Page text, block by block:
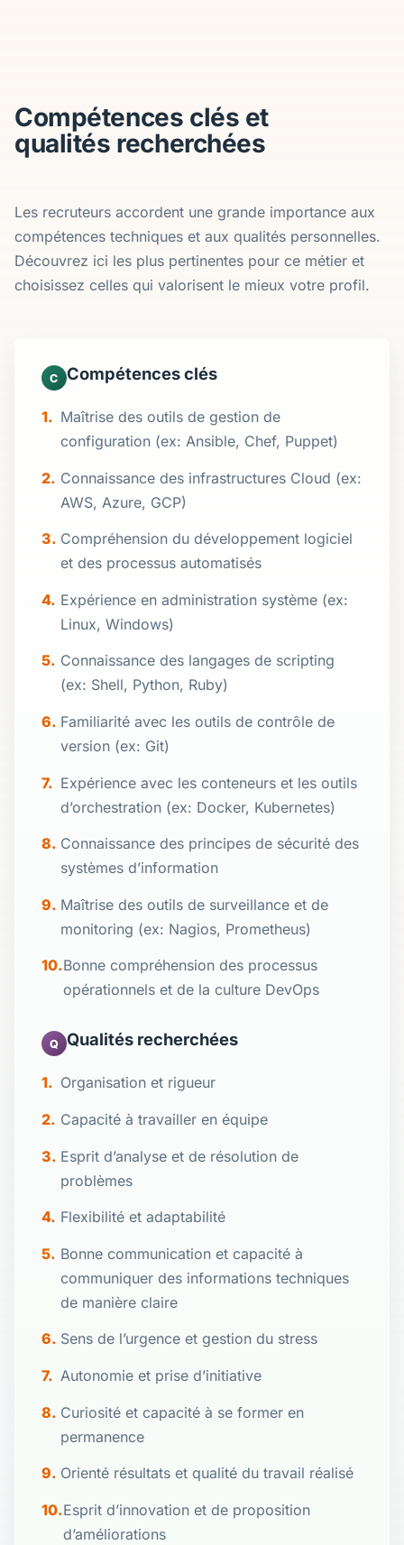
Compétences clés et
qualités recherchées
Les recruteurs accordent une grande importance aux
compétences techniques et aux qualités personnelles.
Découvrez ici les plus pertinentes pour ce métier et
choisissez celles qui valorisent le mieux votre profil.
C Compétences clés
Maîtrise des outils de gestion de
configuration (ex: Ansible, Chef, Puppet)
Connaissance des infrastructures Cloud (ex:
AWS, Azure, GCP)
Compréhension du développement logiciel
et des processus automatisés
Expérience en administration système (ex:
Linux, Windows)
Connaissance des langages de scripting
(ex: Shell, Python, Ruby)
Familiarité avec les outils de contrôle de
version (ex: Git)
Expérience avec les conteneurs et les outils
d’orchestration (ex: Docker, Kubernetes)
Connaissance des principes de sécurité des
systèmes d’information
Maîtrise des outils de surveillance et de
monitoring (ex: Nagios, Prometheus)
Bonne compréhension des processus
opérationnels et de la culture DevOps
Q Qualités recherchées
Organisation et rigueur
Capacité à travailler en équipe
Esprit d’analyse et de résolution de
problèmes
Flexibilité et adaptabilité
Bonne communication et capacité à
communiquer des informations techniques
de manière claire
Sens de l’urgence et gestion du stress
Autonomie et prise d’initiative
Curiosité et capacité à se former en
permanence
Orienté résultats et qualité du travail réalisé
Esprit d’innovation et de proposition
d’améliorations